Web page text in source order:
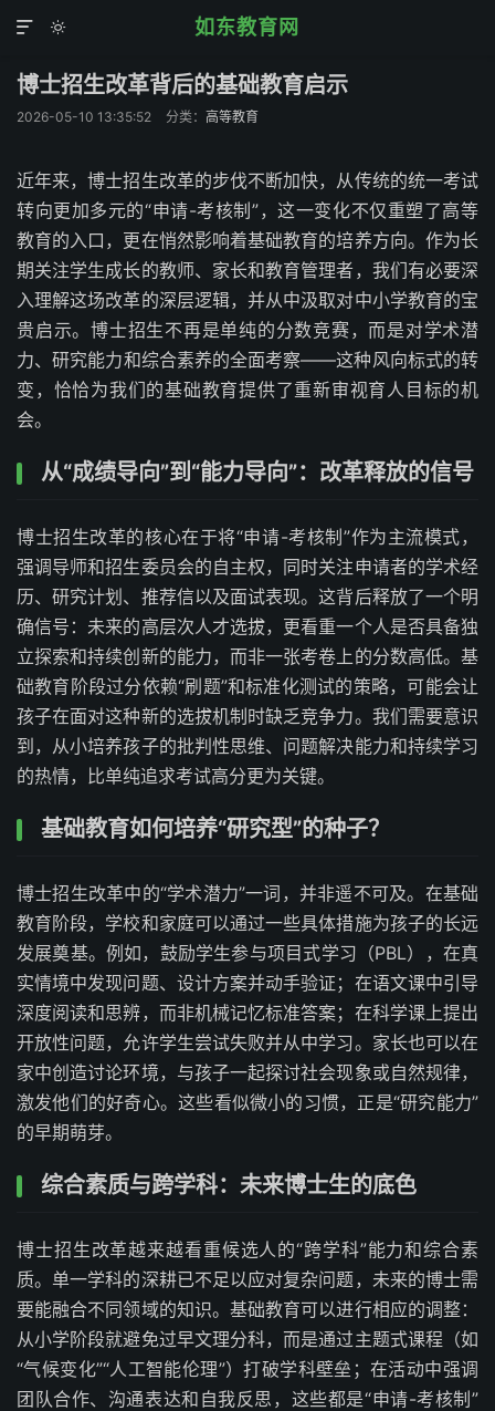
如东教育网


博士招生改革背后的基础教育启示
2026-05-10 13:35:52 分类： 高等教育
近年来，博士招生改革的步伐不断加快，从传统的统一考试
转向更加多元的“申请-考核制”，这一变化不仅重塑了高等
教育的入口，更在悄然影响着基础教育的培养方向。作为长
期关注学生成长的教师、家长和教育管理者，我们有必要深
入理解这场改革的深层逻辑，并从中汲取对中小学教育的宝
贵启示。博士招生不再是单纯的分数竞赛，而是对学术潜
力、研究能力和综合素养的全面考察——这种风向标式的转
变，恰恰为我们的基础教育提供了重新审视育人目标的机
会。
从“成绩导向”到“能力导向”：改革释放的信号
博士招生改革的核心在于将“申请-考核制”作为主流模式，
强调导师和招生委员会的自主权，同时关注申请者的学术经
历、研究计划、推荐信以及面试表现。这背后释放了一个明
确信号：未来的高层次人才选拔，更看重一个人是否具备独
立探索和持续创新的能力，而非一张考卷上的分数高低。基
础教育阶段过分依赖“刷题”和标准化测试的策略，可能会让
孩子在面对这种新的选拔机制时缺乏竞争力。我们需要意识
到，从小培养孩子的批判性思维、问题解决能力和持续学习
的热情，比单纯追求考试高分更为关键。
基础教育如何培养“研究型”的种子？
博士招生改革中的“学术潜力”一词，并非遥不可及。在基础
教育阶段，学校和家庭可以通过一些具体措施为孩子的长远
发展奠基。例如，鼓励学生参与项目式学习（PBL），在真
实情境中发现问题、设计方案并动手验证；在语文课中引导
深度阅读和思辨，而非机械记忆标准答案；在科学课上提出
开放性问题，允许学生尝试失败并从中学习。家长也可以在
家中创造讨论环境，与孩子一起探讨社会现象或自然规律，
激发他们的好奇心。这些看似微小的习惯，正是“研究能力”
的早期萌芽。
综合素质与跨学科：未来博士生的底色
博士招生改革越来越看重候选人的“跨学科”能力和综合素
质。单一学科的深耕已不足以应对复杂问题，未来的博士需
要能融合不同领域的知识。基础教育可以进行相应的调整：
从小学阶段就避免过早文理分科，而是通过主题式课程（如
“气候变化”“人工智能伦理”）打破学科壁垒；在活动中强调
团队合作、沟通表达和自我反思，这些都是“申请-考核制”